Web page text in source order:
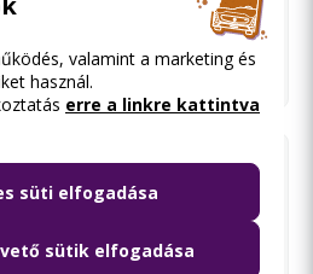
részajánlat
FOLYAMATBAN
valamint a marketing és
használ.
erre a linkre kattintva
süti elfogadása
sütik elfogadása